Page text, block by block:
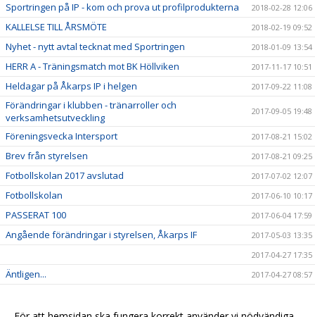
Sportringen på IP - kom och prova ut profilprodukterna 2018-02-28 12:06
KALLELSE TILL ÅRSMÖTE 2018-02-19 09:52
Nyhet - nytt avtal tecknat med Sportringen 2018-01-09 13:54
HERR A - Träningsmatch mot BK Höllviken 2017-11-17 10:51
Heldagar på Åkarps IP i helgen 2017-09-22 11:08
Förändringar i klubben - tränarroller och
verksamhetsutveckling
2017-09-05 19:48
Föreningsvecka Intersport 2017-08-21 15:02
Brev från styrelsen 2017-08-21 09:25
Fotbollskolan 2017 avslutad 2017-07-02 12:07
Fotbollskolan 2017-06-10 10:17
PASSERAT 100 2017-06-04 17:59
Angående förändringar i styrelsen, Åkarps IF
2017-05-03 13:35
2017-04-27 17:35
Äntligen... 2017-04-27 08:57
Nyheter i profilsortimentet 2017-02-03 08:10